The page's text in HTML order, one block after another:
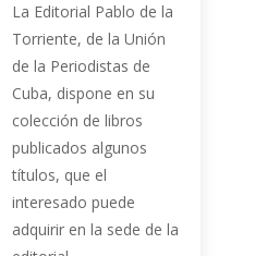
La Editorial Pablo de la
Torriente, de la Unión
de la Periodistas de
Cuba, dispone en su
colección de libros
publicados algunos
títulos, que el
interesado puede
adquirir en la sede de la